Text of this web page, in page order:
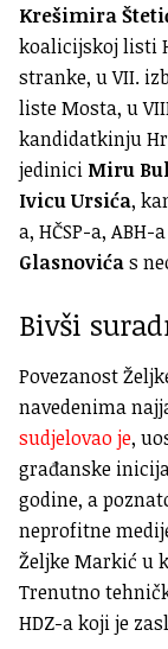
Krešimira
koalicijskoj listi
stranke, u VII.
liste Mosta, u
kandidatkinju
jedinici Miru
Ivicu Ursića,
a, HČSP-a,
Glasnovićas
Bivši
Povezanost
navedenima
sudjelovao je,
građanske
godine, a
neprofitne
Željke Markić u
Trenutno
HDZ-a koji je